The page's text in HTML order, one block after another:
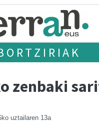
zenbaki
uztailaren 13a